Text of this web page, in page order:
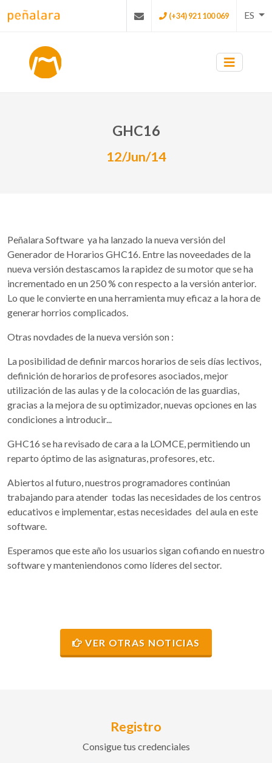
(+34) 921 100 069 ES
GHC16
12/Jun/14
Peñalara Software ya ha lanzado la nueva versión del
Generador de Horarios GHC16. Entre las noveedades de la
nueva versión destascamos la rapidez de su motor que se ha
incrementado en un 250 % con respecto a la versión anterior.
Lo que le convierte en una herramienta muy eficaz a la hora de
generar horrios complicados.
Otras novdades de la nueva versión son :
La posibilidad de definir marcos horarios de seis días lectivos,
definición de horarios de profesores asociados, mejor
utilización de las aulas y de la colocación de las guardias,
gracias a la mejora de su optimizador, nuevas opciones en las
condiciones a introducir...
GHC16 se ha revisado de cara a la LOMCE, permitiendo un
reparto óptimo de las asignaturas, profesores, etc.
Abiertos al futuro, nuestros programadores continúan
trabajando para atender todas las necesidades de los centros
educativos e implementar, estas necesidades del aula en este
software.
Esperamos que este año los usuarios sigan cofiando en nuestro
software y manteniendonos como líderes del sector.
VER OTRAS NOTICIAS
Registro
Consigue tus credenciales